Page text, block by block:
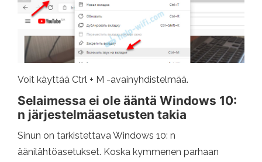
Voit käyttää Ctrl + M -avainyhdistelmää.
Selaimessa ei ole ääntä Windows 10:
n järjestelmäasetusten takia
Sinun on tarkistettava Windows 10: n
äänilähtöasetukset. Koska kymmenen parhaan